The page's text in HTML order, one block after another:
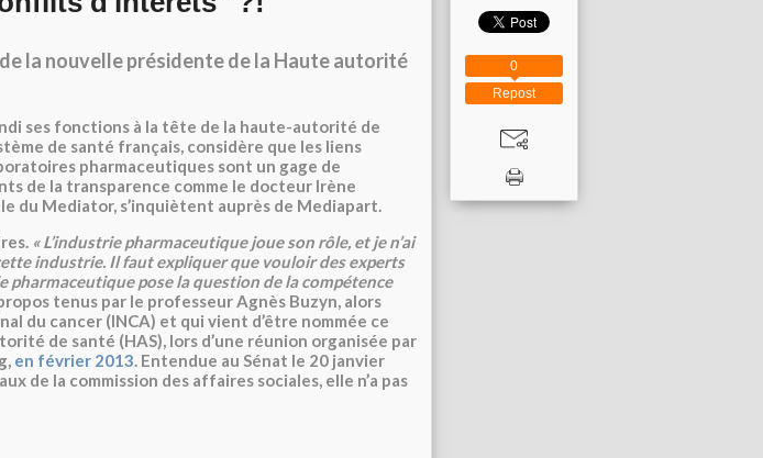
la nouvelle présidente de la Haute autorité
ses fonctions à la tête de la haute-autorité de
de santé français, considère que les liens
pharmaceutiques sont un gage de
de la transparence comme le docteur Irène
du Mediator, s’inquiètent auprès de Mediapart.
« L’industrie pharmaceutique joue son rôle, et je n’ai
industrie. Il faut expliquer que vouloir des experts
pharmaceutique pose la question de la compétence
tenus par le professeur Agnès Buzyn, alors
du cancer (INCA) et qui vient d’être nommée ce
de santé (HAS), lors d’une réunion organisée par
en février 2013. Entendue au Sénat le 20 janvier
de la commission des affaires sociales, elle n’a pas
Repost
0